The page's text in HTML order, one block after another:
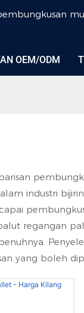
OEM/ODM
industri
regangan
yang boleh